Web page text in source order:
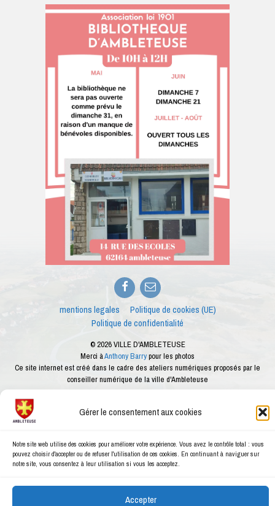
Gérer le consentement aux cookies
Notre site web utilise des cookies pour améliorer votre expérience. Vous avez le contrôle total : vous
pouvez choisir d'accepter ou de refuser l'utilisation de ces cookies. En continuant à naviguer sur
notre site, vous consentez à leur utilisation si vous les acceptez.
Accepter
Facebook
E-
mail
mentions legales
Politique de cookies (UE)
Politique de confidentialité
© 2026 VILLE D'AMBLETEUSE
Merci àAnthony Barrypour les photos
Ce site internet est créé dans le cadre des ateliers numériques proposés par le
conseiller numérique de la ville d'Ambleteuse